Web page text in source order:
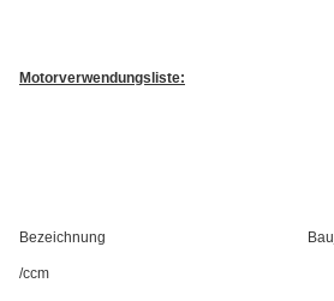
Motorverwendungsliste:
Bezeichnung
/ccm